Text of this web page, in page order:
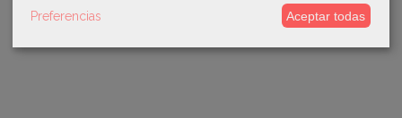
Preferencias Aceptar todas